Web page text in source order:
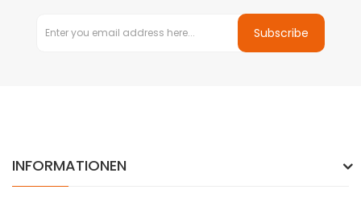
Subscribe
INFORMATIONEN